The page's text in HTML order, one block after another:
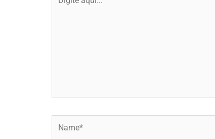
aqui...